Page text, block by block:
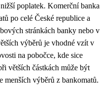
poplatek. Komerční banka
po celé České republice a
stránkách banky nebo v
výběrů je vhodné vzít v
na pobočce, kde sice
větších částkách může být
menších výběrů z bankomatů.